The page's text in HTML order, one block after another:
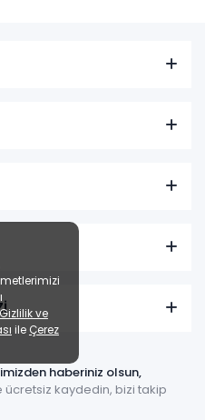
haberiniz olsun,
kaydedin, bizi takip
ve
ile Çerez